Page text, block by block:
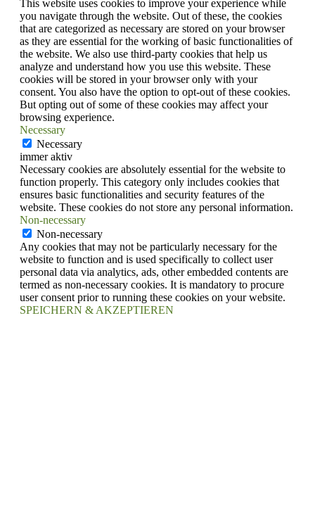
This website uses cookies to improve your experience while
you navigate through the website. Out of these, the cookies
that are categorized as necessary are stored on your browser
as they are essential for the working of basic functionalities of
the website. We also use third-party cookies that help us
analyze and understand how you use this website. These
cookies will be stored in your browser only with your
consent. You also have the option to opt-out of these cookies.
But opting out of some of these cookies may affect your
browsing experience.
Necessary
Necessary
immer aktiv
Necessary cookies are absolutely essential for the website to
function properly. This category only includes cookies that
ensures basic functionalities and security features of the
website. These cookies do not store any personal information.
Non-necessary
Non-necessary
Any cookies that may not be particularly necessary for the
website to function and is used specifically to collect user
personal data via analytics, ads, other embedded contents are
termed as non-necessary cookies. It is mandatory to procure
user consent prior to running these cookies on your website.
SPEICHERN & AKZEPTIEREN